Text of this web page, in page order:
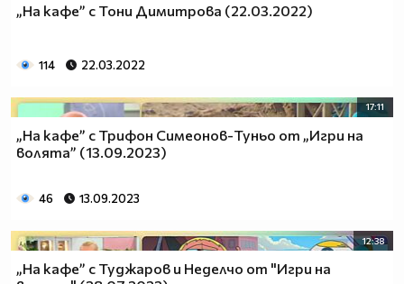
„На кафе” с Тони Димитрова (22.03.2022)
114 22.03.2022
17:11
„На кафе” с Трифон Симеонов-Туньо от „Игри на
волята” (13.09.2023)
46 13.09.2023
12:38
„На кафе” с Туджаров и Неделчо от "Игри на